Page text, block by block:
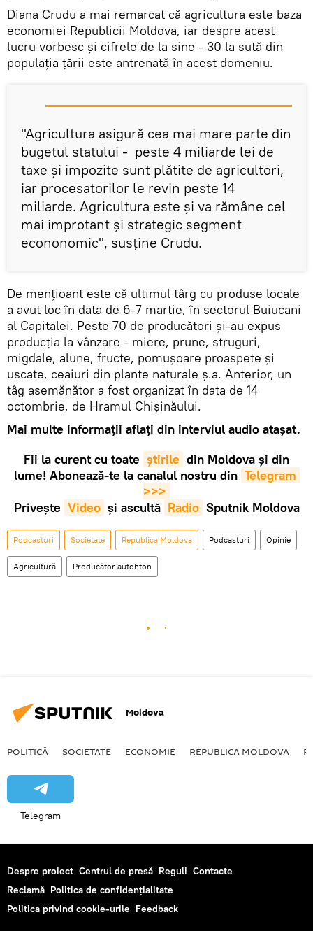
Diana Crudu a mai remarcat că agricultura este baza
economiei Republicii Moldova, iar despre acest
lucru vorbesc și cifrele de la sine - 30 la sută din
populația țării este antrenată în acest domeniu.
"Agricultura asigură cea mai mare parte din
bugetul statului - peste 4 miliarde lei de
taxe și impozite sunt plătite de agricultori,
iar procesatorilor le revin peste 14
miliarde. Agricultura este și va rămâne cel
mai improtant și strategic segment
econonomic", susține Crudu.
De mențioant este că ultimul târg cu produse locale
a avut loc în data de 6-7 martie, în sectorul Buiucani
al Capitalei. Peste 70 de producători și-au expus
producția la vânzare - miere, prune, struguri,
migdale, alune, fructe, pomușoare proaspete și
uscate, ceaiuri din plante naturale ș.a. Anterior, un
tâg asemănător a fost organizat în data de 14
octombrie, de Hramul Chișinăului.
Mai multe informații aflați din interviul audio atașat.
Fii la curent cu toate știrile din Moldova și din
lume! Abonează-te la canalul nostru din Telegram
>>>
Privește Video și ascultă Radio Sputnik Moldova
Podcasturi Societate Republica Moldova Podcasturi Opinie
Agricultură Producător autohton
Moldova
POLITICĂ SOCIETATE ECONOMIE REPUBLICA MOLDOVA
Telegram
Despre proiect Centrul de presă Reguli Contacte
Reclamă Politica de confidențialitate
Politica privind cookie-urile Feedback